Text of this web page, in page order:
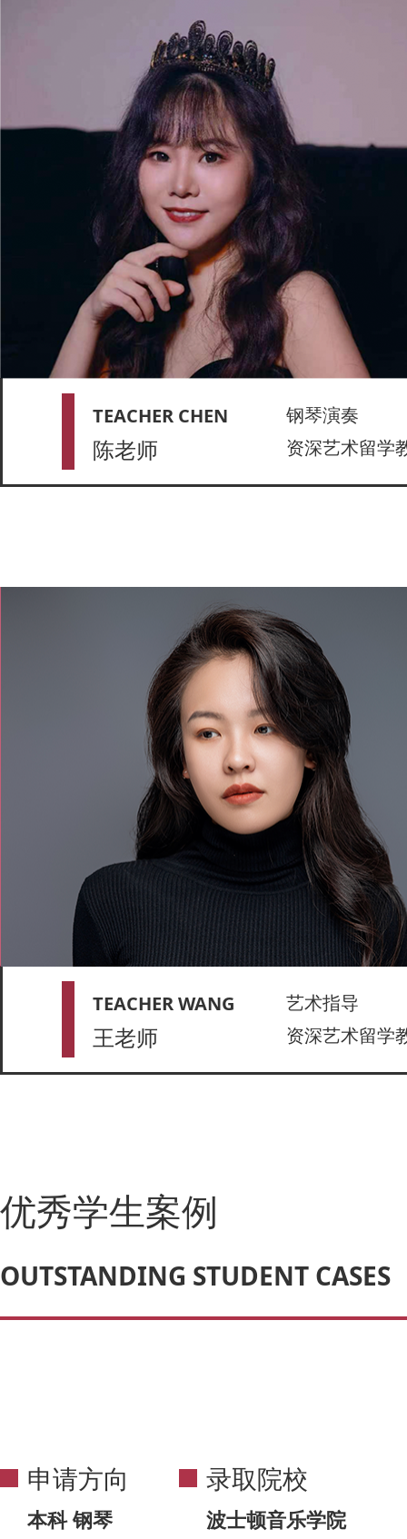
TEACHER CHEN
陈老师
钢琴演奏
资深艺术留学
TEACHER WANG
王老师
艺术指导
资深艺术留学
优秀学生案例
OUTSTANDING STUDENT CASES
申请方向
本科 钢琴
录取院校
波士顿音乐学院